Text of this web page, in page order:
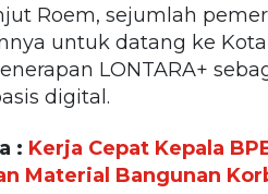
Roem, sejumlah
untuk datang ke
LONTARA+
digital.
: Kerja Cepat Kepala
Material Bangunan